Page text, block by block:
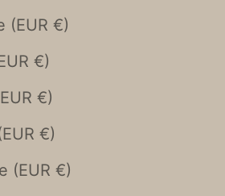
Allemagne (EUR €)
Andorre (EUR €)
Autriche (EUR €)
Belgique (EUR €)
Biélorussie (EUR €)